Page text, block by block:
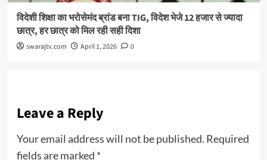
विदेशी शिक्षा का भरोसेमंद ब्रांड बना TIG, विदेश भेजे 12 हजार से ज्यादा
छात्र, हर छात्र को मिल रही सही दिशा
swarajtv.com April 1, 2026 0
Leave a Reply
Your email address will not be published. Required
fields are marked *